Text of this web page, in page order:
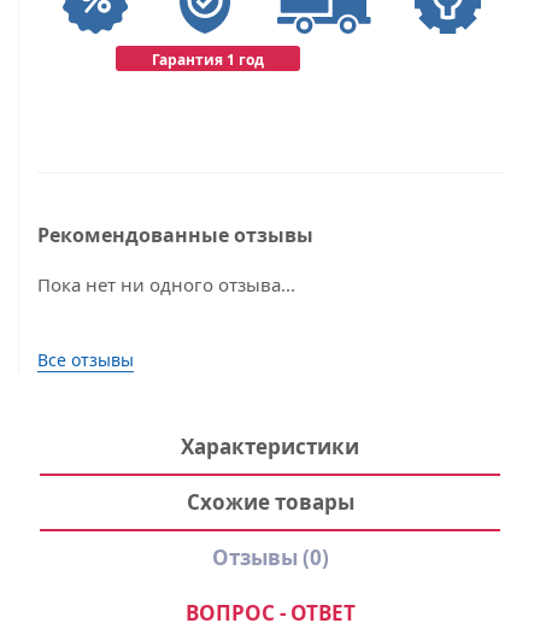
Гарантия 1 год
Рекомендованные отзывы
Пока нет ни одного отзыва...
Все отзывы
Характеристики
Схожие товары
Отзывы (0)
ВОПРОС - ОТВЕТ